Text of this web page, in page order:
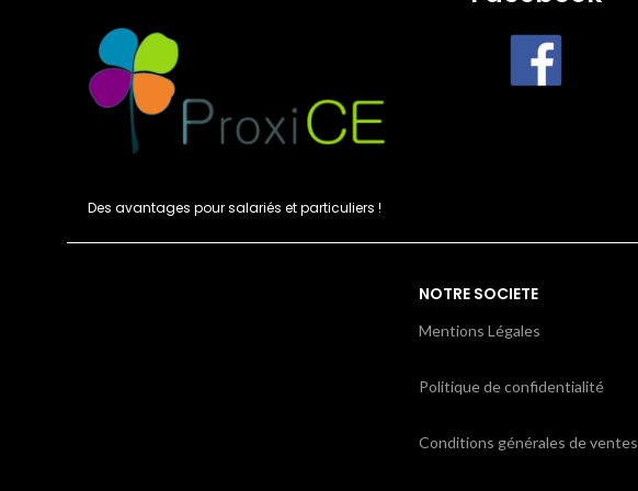
Des avantages pour salariés et particuliers !
NOTRE SOCIETE
Mentions Légales
Politique de confidentialité
Conditions générales de ventes